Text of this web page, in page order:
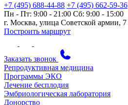
+7 (495) 688-44-88 +7 (495) 662-59-36
Пн - Пт: 9:00 - 21:00 Сб: 9:00 - 15:00
г. Москва, улица Советской армии, 7
Построить маршрут
Заказать звонок
Репродуктивная медицина
Программы ЭКО
Лечение бесплодия
Эмбриологическая лаборатория
Донорство